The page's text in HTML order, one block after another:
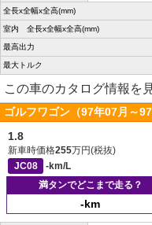
全長x全幅x全高(mm)
室内 全長x全幅x全高(mm)
最高出力
最大トルク
この車のカタログ情報を
ゴルフワゴン（97年07月～
1.8
新車時価格255万円(税抜)
JC08
-km/L
満タンでどこまで走る？
-km